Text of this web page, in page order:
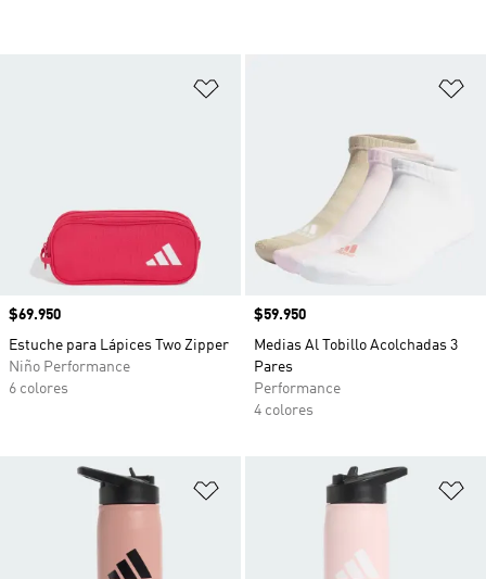
Precio
$69.950
Estuche para Lápices Two Zipper
Niño Performance
6 colores
Precio
$59.950
Medias Al Tobillo Acolchadas 3
Pares
Performance
4 colores
Añadir a la lista de deseos